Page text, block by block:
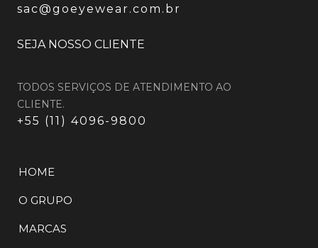
sac@goeyewear.com.br
SEJA NOSSO CLIENTE
TODOS SERVIÇOS DE ATENDIMENTO AO
CLIENTE.
+55 (11) 4096-9800
HOME
O GRUPO
MARCAS